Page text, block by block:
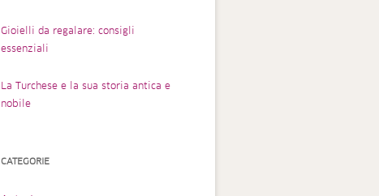
Gioielli da regalare: consigli
essenziali
La Turchese e la sua storia antica e
nobile
CATEGORIE